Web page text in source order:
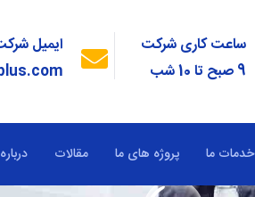
ایمیل
ساعت کاری شرکت
9 صبح تا 10 شب
خدمات ما پروژه های ما مقالات